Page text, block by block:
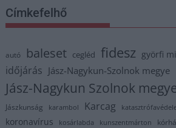
Címkefelhő
autó baleset cegléd fidesz györfi
időjárás Jász-Nagykun-Szolnok megye
Jász-Nagykun Szolnok
Jászkunság karambol Karcag
koronavírus kosárlabda kunszentmárton